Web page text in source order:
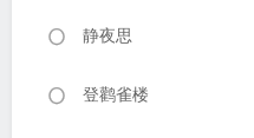
静夜思
登鹳雀楼